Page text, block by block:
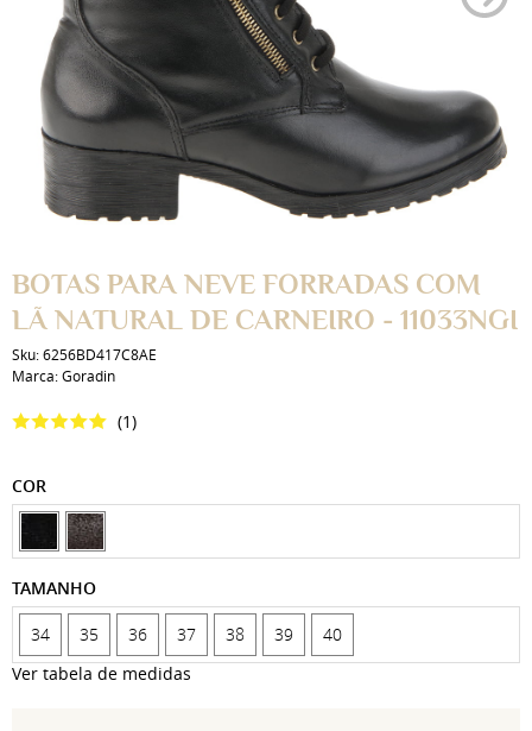
BOTAS PARA NEVE FORRADAS COM
LÃ NATURAL DE CARNEIRO - 11033NGI
Sku:6256BD417C8AE
Marca:Goradin
(1)
COR
TAMANHO
34 35 36 37 38 39
40
Ver tabela de medidas